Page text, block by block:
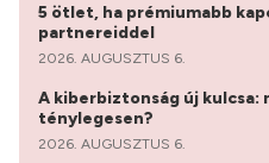
5 ötlet, ha prémiumabb
partnereiddel
2026. AUGUSZTUS 6.
A kiberbiztonság új kulcsa:
ténylegesen?
2026. AUGUSZTUS 6.